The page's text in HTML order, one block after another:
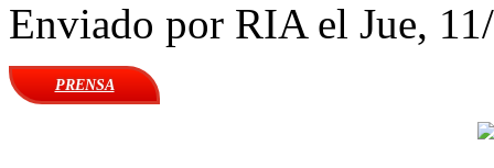
Enviado por RIAel Jue,
PRENSA